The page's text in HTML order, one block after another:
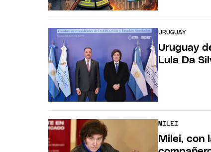
URUGUAY
Uruguay
Lula Da
MILEI
Milei, con